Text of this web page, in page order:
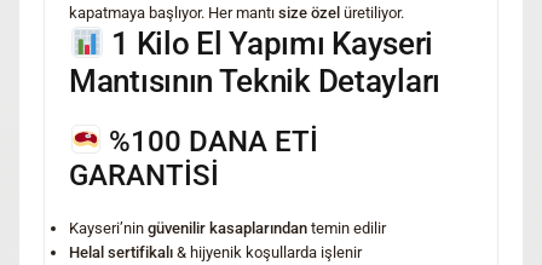
kapatmaya başlıyor. Her mantı size özel üretiliyor.
1 Kilo El Yapımı Kayseri
Mantısının Teknik Detayları
%100 DANA ETİ
GARANTİSİ
Kayseri’nin güvenilir kasaplarından temin edilir
Helal sertifikalı & hijyenik koşullarda işlenir